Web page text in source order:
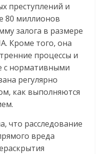
преступлений и
80 миллионов
залога в размере
Кроме того, она
процессы и
с нормативными
регулярно
как выполняются
что расследование
вреда